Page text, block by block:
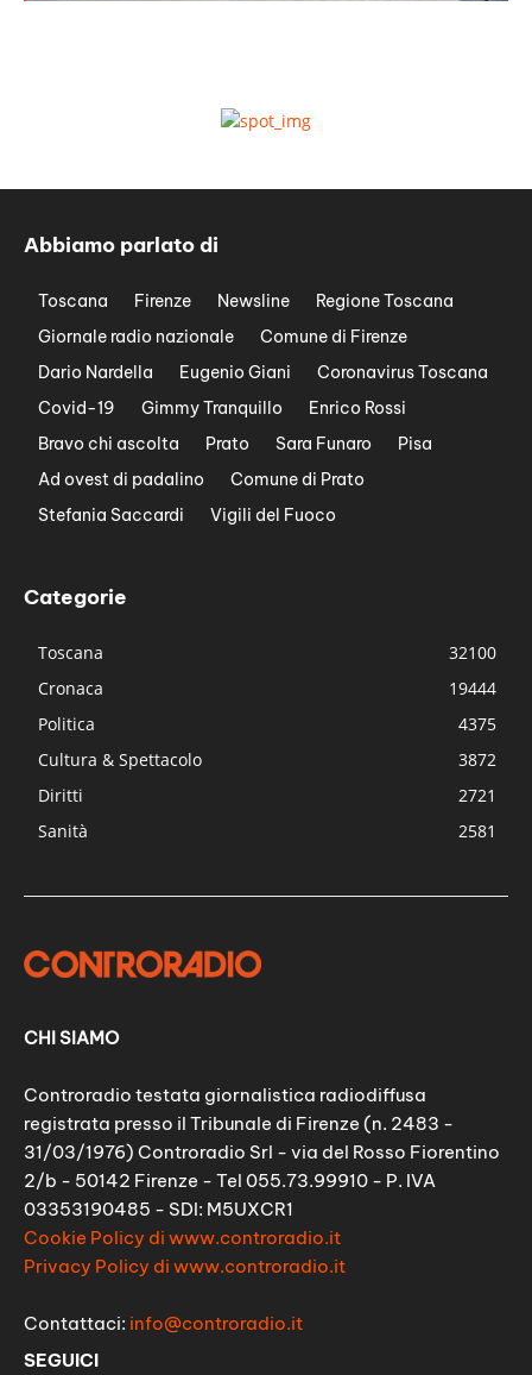
Abbiamo parlato di
Toscana Firenze Newsline
Regione Toscana
Giornale radio nazionale
Comune di Firenze
Dario Nardella
Eugenio Giani
Coronavirus Toscana
Covid-19
Gimmy Tranquillo
Enrico Rossi
Bravo chi ascolta
Prato Sara Funaro
Pisa
Ad ovest di padalino
Comune di Prato
Stefania Saccardi
Vigili del Fuoco
Categorie
Toscana
32100
Cronaca
19444
Politica
4375
Cultura & Spettacolo
3872
Diritti
2721
Sanità
2581
CHI SIAMO
Controradio testata giornalistica radiodiffusa
registrata presso il Tribunale di Firenze (n. 2483 -
31/03/1976) Controradio Srl - via del Rosso Fiorentino
2/b - 50142 Firenze - Tel 055.73.99910 - P. IVA
03353190485 - SDI: M5UXCR1
Cookie Policy di www.controradio.it
Privacy Policy di www.controradio.it
Contattaci: info@controradio.it
SEGUICI